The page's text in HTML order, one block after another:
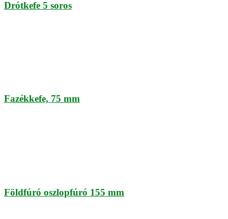
Drótkefe 5 soros
Fazékkefe, 75 mm
Földfúró oszlopfúró 155 mm